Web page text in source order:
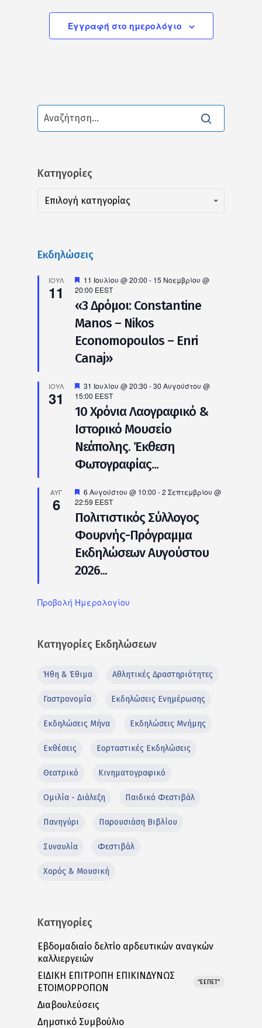
Εγγραφή στο ημερολόγιο
Kατηγορίες
Kατηγορίες
Επιλογή κατηγορίας
Kατηγορίες
Εκδηλώσεις
ΙΟΎΛ
11
Προτεινόμενο
11 Ιουλίου @ 20:00 - 15 Νοεμβρίου @
20:00 EEST
«3 Δρόμοι: Constantine
Manos – Nikos
Economopoulos – Enri
Canaj»
ΙΟΎΛ
31
Προτεινόμενο
31 Ιουλίου @ 20:30 -30 Αυγούστου @
15:00 EEST
10 Χρόνια Λαογραφικό &
Ιστορικό Μουσείο
Νεάπολης. Έκθεση
Φωτογραφίας...
ΑΥΓ
6
Προτεινόμενο
6 Αυγούστου @ 10:00 -2 Σεπτεμβρίου @
22:59 EEST
Πολιτιστικός Σύλλογος
Φουρνής-Πρόγραμμα
Εκδηλώσεων Αυγούστου
2026...
Προβολή Ημερολογίου
Κατηγορίες Εκδηλώσεων
Ήθη & Έθιμα Αθλητικές Δραστηριότητες
Γαστρονομία Εκδηλώσεις Ενημέρωσης
Εκδηλώσεις Μήνα Εκδηλώσεις Μνήμης
Εκθέσεις Εορταστικές Εκδηλώσεις
Θεατρικό Κινηματογραφικό
Ομιλία - Διάλεξη Παιδικό Φεστιβάλ
Πανηγύρι Παρουσιάση Βιβλίου
Συναυλία Φεστιβάλ
Χορός & Μουσική
Κατηγορίες
Εβδομαδιαίο δελτίο αρδευτικών αναγκών
καλλιεργειών
ΕΙΔΙΚΗ ΕΠΙΤΡΟΠΗ ΕΠΙΚΙΝΔΥΝΩΣ
ΕΤΟΙΜΟΡΡΟΠΩΝ
“ΕΕΠΕΤ”
Διαβουλεύσεις
Δημοτικό Συμβούλιο